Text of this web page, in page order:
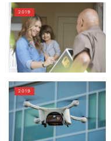
2019
2019